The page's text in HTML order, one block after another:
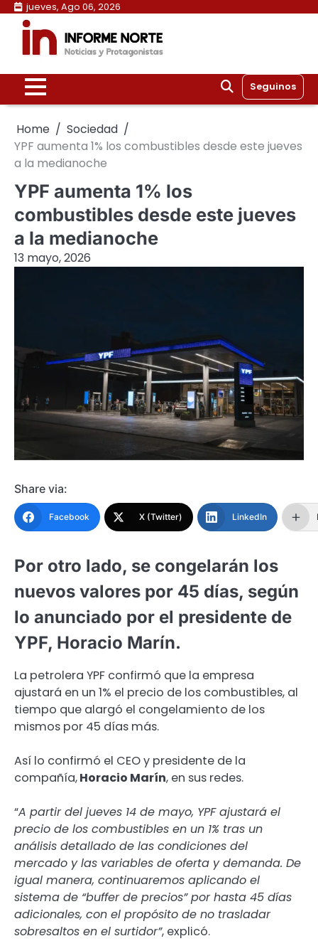
Skip
content
jueves, Ago 06, 2026
Seguinos
Home
Sociedad
YPF aumenta 1% los combustibles desde este jueves
a la medianoche
YPF aumenta 1% los
combustibles desde este jueves
a la medianoche
13 mayo, 2026
Share via:
Facebook X (Twitter) LinkedIn
Por otro lado, se congelarán los
nuevos valores por 45 días, según
lo anunciado por el presidente de
YPF, Horacio Marín.
La petrolera YPF confirmó que la empresa
ajustará en un 1% el precio de los combustibles, al
tiempo que alargó el congelamiento de los
mismos por 45 días más.
Así lo confirmó el CEO y presidente de la
compañía,Horacio Marín, en sus redes.
“A partir del jueves 14 de mayo, YPF ajustará el
precio de los combustibles en un 1% tras un
análisis detallado de las condiciones del
mercado y las variables de oferta y demanda. De
igual manera, continuaremos aplicando el
sistema de “buffer de precios” por hasta 45 días
adicionales, con el propósito de no trasladar
sobresaltos en el surtidor”, explicó.